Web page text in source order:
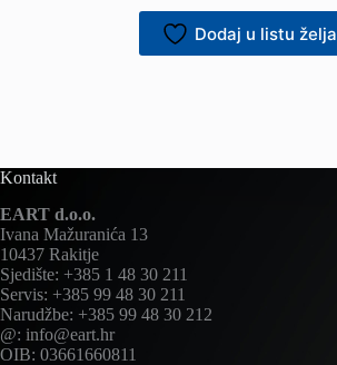
Dodaj u listu želja
Kontakt
EART d.o.o.
Ivana Mažuranića 13
10437 Rakitje
Sjedište: +385 1 48 30 211
Servis: +385 99 48 30 211
Narudžbe: +385 99 48 30 212
@: info@eart.hr
OIB: 03661660811